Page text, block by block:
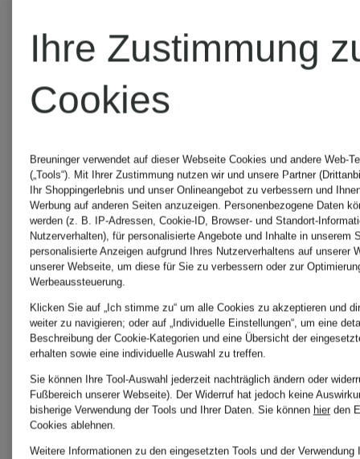
Neu
SANDRO
Neu
SANDRO
Ihre Zustimmung
Cookies
Breuninger verwendet auf dieser Webseite Cookies und andere Web-
(„Tools“). Mit Ihrer Zustimmung nutzen wir und unsere Partner
Ihr Shoppingerlebnis und unser Onlineangebot zu verbessern und
Werbung auf anderen Seiten anzuzeigen. Personenbezogene Daten
werden (z. B. IP-Adressen, Cookie-ID, Browser- und Standort-
Nutzerverhalten), für personalisierte Angebote und Inhalte in unserem
personalisierte Anzeigen aufgrund Ihres Nutzerverhaltens auf unserer
unserer Webseite, um diese für Sie zu verbessern oder zur
Werbeaussteuerung.
Klicken Sie auf „Ich stimme zu“ um alle Cookies zu akzeptieren und
weiter zu navigieren; oder auf „Individuelle Einstellungen“, um eine
Beschreibung der Cookie-Kategorien und eine Übersicht der
erhalten sowie eine individuelle Auswahl zu treffen.
Sie können Ihre Tool-Auswahl jederzeit nachträglich ändern oder
Fußbereich unserer Webseite). Der Widerruf hat jedoch keine
bisherige Verwendung der Tools und Ihrer Daten. Sie können hierden
Cookies ablehnen.
Weitere Informationen zu den eingesetzten Tools und der Verwendung